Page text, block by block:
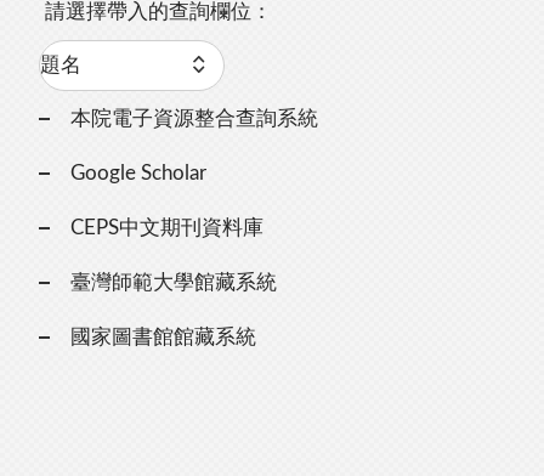
請選擇帶入的查詢欄位：
本院電子資源整合查詢系統
Google Scholar
CEPS中文期刊資料庫
臺灣師範大學館藏系統
國家圖書館館藏系統